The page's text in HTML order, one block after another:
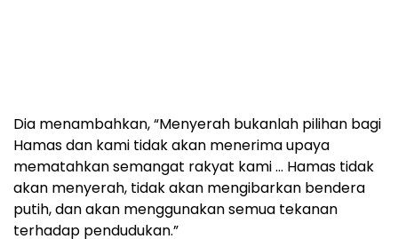
Dia menambahkan, “Menyerah bukanlah pilihan bagi
Hamas dan kami tidak akan menerima upaya
mematahkan semangat rakyat kami … Hamas tidak
akan menyerah, tidak akan mengibarkan bendera
putih, dan akan menggunakan semua tekanan
terhadap pendudukan.”